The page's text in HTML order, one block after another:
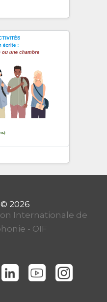
Internationale de
- OIF